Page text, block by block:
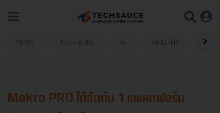
NEWS TECH & BIZ AI HEALTHTECH
Makro PRO ได้อันดับ 1 แพลตฟอร์ม